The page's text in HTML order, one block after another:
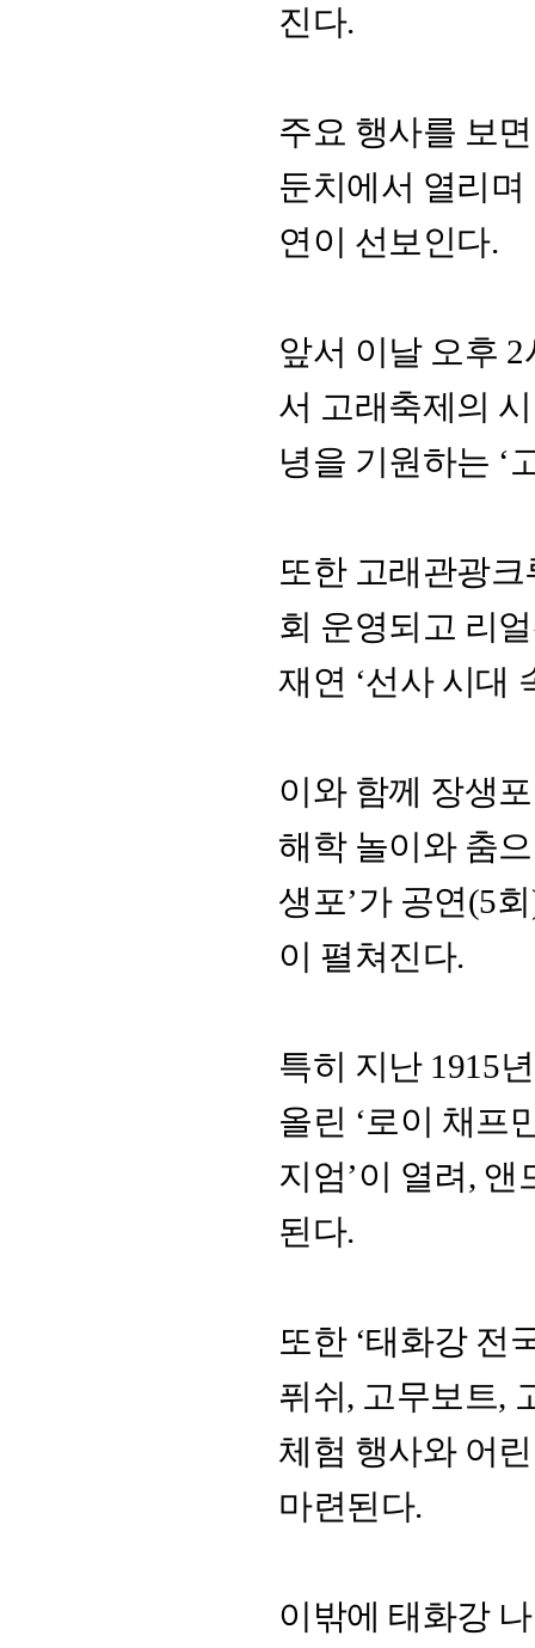
진다.
주요 행사를 보
둔치에서 열리며
연이 선보인다.
앞서 이날 오후
서 고래축제의
녕을 기원하는 ‘
또한 고래관광
회 운영되고 리
재연 ‘선사 시대
이와 함께 장생
해학 놀이와 춤
생포’가 공연(5
이 펼쳐진다.
특히 지난 1915
올린 ‘로이 채프
지엄’이 열려,
된다.
또한 ‘태화강 전
퓌쉬, 고무보트,
체험 행사와 어
마련된다.
이밖에 태화강